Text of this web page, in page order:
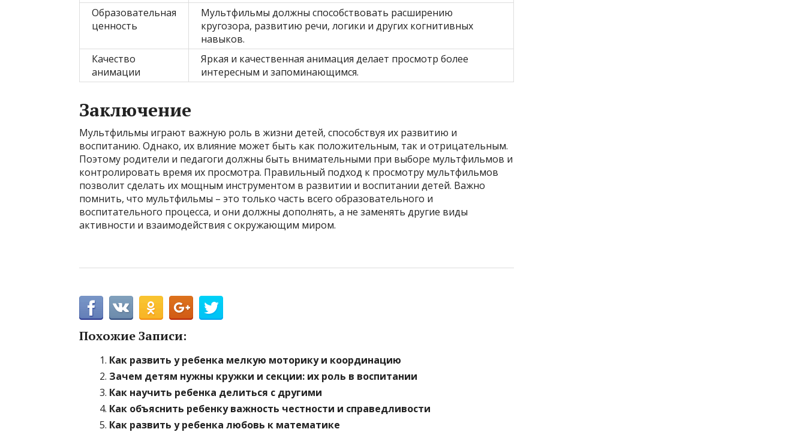
Образовательная
ценность
Мультфильмы должны способствовать расширению
кругозора, развитию речи, логики и других когнитивных
навыков.
Качество
анимации
Яркая и качественная анимация делает просмотр более
интересным и запоминающимся.
Заключение
Мультфильмы играют важную роль в жизни детей, способствуя их развитию и
воспитанию. Однако, их влияние может быть как положительным, так и отрицательным.
Поэтому родители и педагоги должны быть внимательными при выборе мультфильмов и
контролировать время их просмотра. Правильный подход к просмотру мультфильмов
позволит сделать их мощным инструментом в развитии и воспитании детей. Важно
помнить, что мультфильмы – это только часть всего образовательного и
воспитательного процесса, и они должны дополнять, а не заменять другие виды
активности и взаимодействия с окружающим миром.
Похожие Записи:
Как развить у ребенка мелкую моторику и координацию
Зачем детям нужны кружки и секции: их роль в воспитании
Как научить ребенка делиться с другими
Как объяснить ребенку важность честности и справедливости
Как развить у ребенка любовь к математике